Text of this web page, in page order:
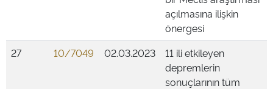
açılmasına ilişkin
önergesi
27
10/7049 02.03.2023
11 ili etkileyen
depremlerin
sonuçlarının tüm